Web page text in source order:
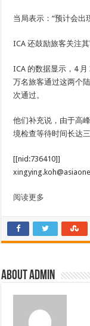
当局表示：“预计会出
ICA 还鼓励旅客关注
ICA 的数据显示，4
万名旅客通过这两个
次通过。
他们补充说，由于高
境检查等待时间长达三
[[nid:736410]]
阅读更多
About admin